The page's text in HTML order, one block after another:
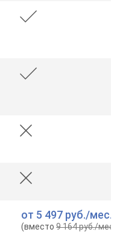
от 5 497 руб./мес.
(вместо9 164 руб./мес.